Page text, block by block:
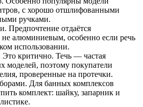
с хорошо отшлифованными
ручками.
Предпочтение отдаётся
не алюминиевым, особенно если речь
использовании.
Это критично. Течь — частая
моделей, поэтому покупатели
проверенные на протечки.
Для банных комплексов
комплект: шайку, запарник и